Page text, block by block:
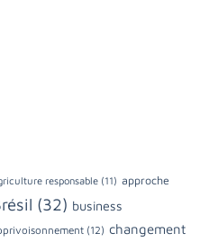
responsable (11) approche
(32) business
(12) changement